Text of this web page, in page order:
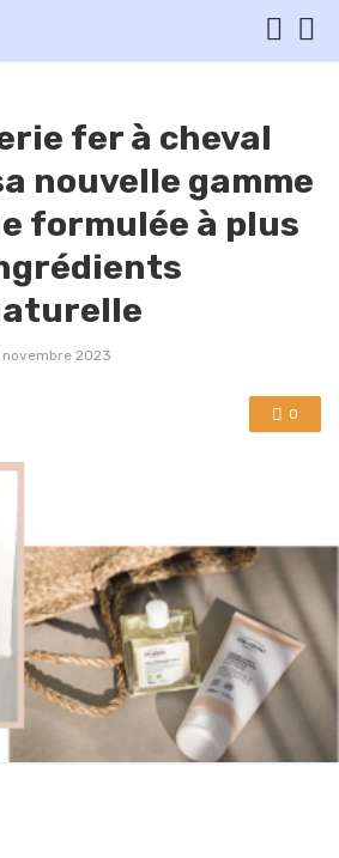
fer à cheval
nouvelle gamme
formulée à plus
novembre 2023
0